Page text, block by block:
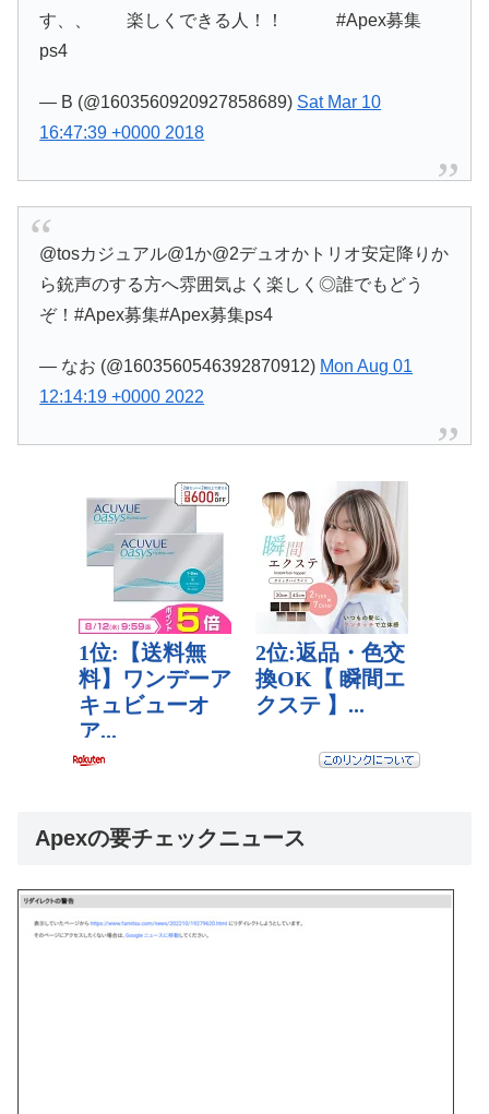
す、、 楽しくできる人！！ #Apex募集
ps4
— B (@1603560920927858689) Sat Mar 10
16:47:39 +0000 2018
@tosカジュアル@1か@2デュオかトリオ安定降りか
ら銃声のする方へ雰囲気よく楽しく◎誰でもどう
ぞ！#Apex募集#Apex募集ps4
— なお (@1603560546392870912) Mon Aug 01
12:14:19 +0000 2022
Apexの要チェックニュース